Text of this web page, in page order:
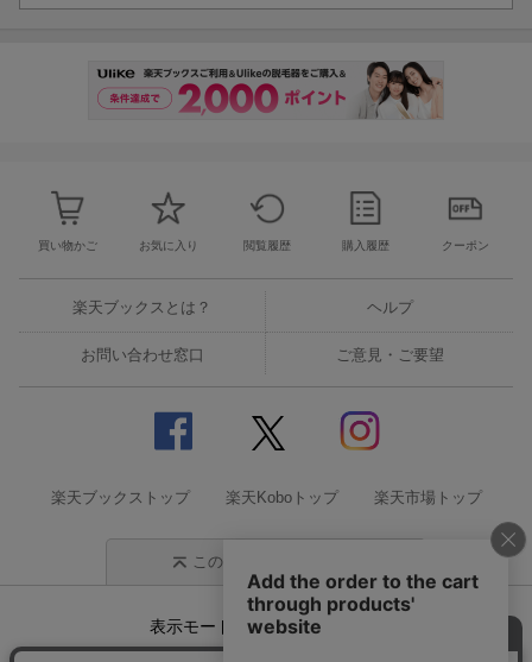
買い物かご お気に入り 閲覧履歴 購入履歴 クーポン
楽天ブックスとは？ ヘルプ
お問い合わせ窓口 ご意見・ご要望
楽天ブックストップ 楽天Koboトップ 楽天市場トップ
このページの先頭に戻る
表示モード モバイル